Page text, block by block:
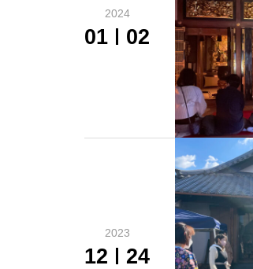
2024
01 02
2023
12 24